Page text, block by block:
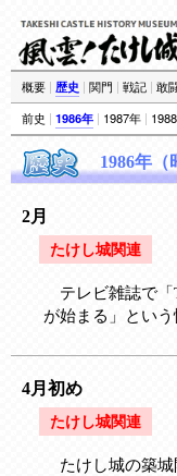
概要 | 歴史 | 関門 | 戦記 | 敢
前史 | 1986年 | 1987年 |
1986年（
2月
たけし城関連
テレビ雑誌で
が始まる」とい
4月初め
たけし城関連
たけし城の築